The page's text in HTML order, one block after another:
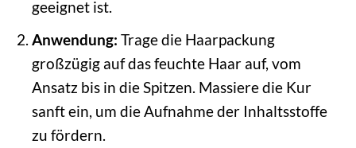
geeignet ist.
Anwendung: Trage die Haarpackung
großzügig auf das feuchte Haar auf, vom
Ansatz bis in die Spitzen. Massiere die Kur
sanft ein, um die Aufnahme der Inhaltsstoffe
zu fördern.